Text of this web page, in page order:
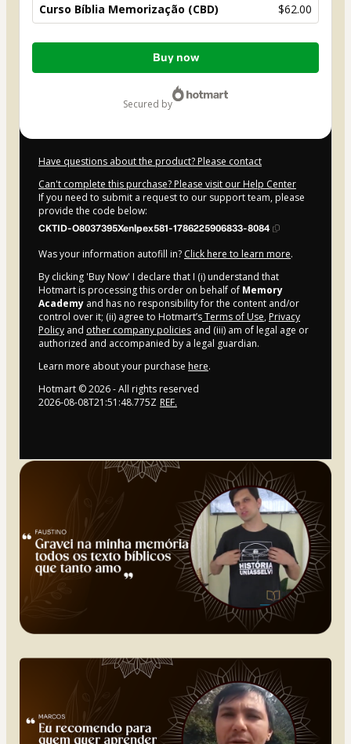
Curso Bíblia Memorização (CBD) $62.00
Total
Buy now
secured by
Have questions about the product? Please contact
Can't complete this purchase? Please visit our Help Center
If you need to submit a request to our support team, please
provide the code below:
CKTID-O8037395Xenlpex581-1786225906833-8084
Was your information autofill in? Click here to learn more.
By clicking 'Buy Now' I declare that I (i) understand that
Hotmart is processing this order on behalf of Memory
Academy and has no responsibility for the content and/or
control over it; (ii) agree to Hotmart’sTerms of Use, Privacy
Policy and other company policies and (iii) am of legal age or
authorized and accompanied by a legal guardian.
Learn more about your purchase here.
Hotmart ©2026- All rights reserved
2026-08-08T21:51:48.775Z REF.